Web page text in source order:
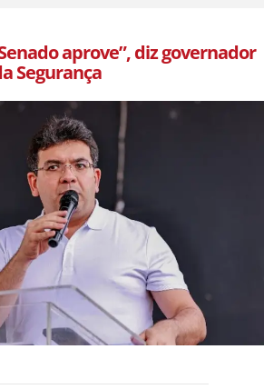
aprove”, diz governador
Segurança